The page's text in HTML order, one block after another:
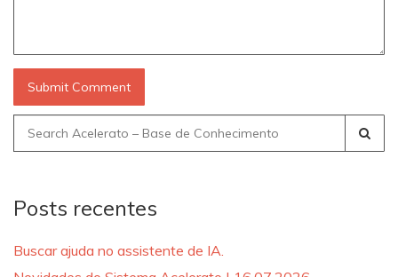
Search
for:
Posts recentes
Buscar ajuda no assistente de IA.